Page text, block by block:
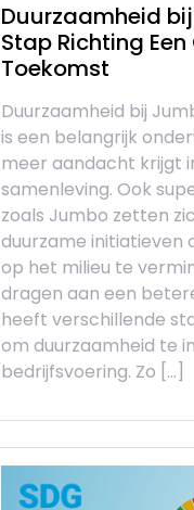
Duurzaamheid
Stap Richting
Toekomst
Duurzaamheid bij
is een belangrijk
meer aandacht krijgt
samenleving. Ook
zoals Jumbo zetten
duurzame initiatieven
op het milieu te
dragen aan een
heeft verschillende
om duurzaamheid te
bedrijfsvoering. Zo […]